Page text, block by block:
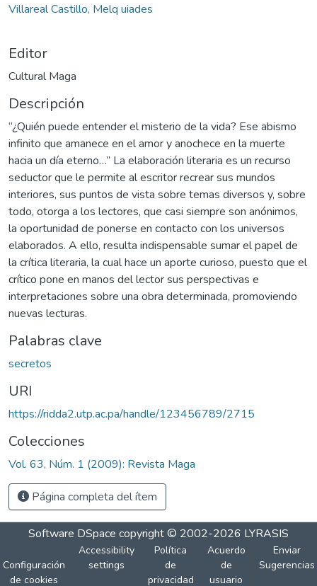
Villareal Castillo, Melq uiades
Editor
Cultural Maga
Descripción
“¿Quién puede entender el misterio de la vida? Ese abismo
infinito que amanece en el amor y anochece en la muerte
hacia un día eterno…” La elaboración literaria es un recurso
seductor que le permite al escritor recrear sus mundos
interiores, sus puntos de vista sobre temas diversos y, sobre
todo, otorga a los lectores, que casi siempre son anónimos,
la oportunidad de ponerse en contacto con los universos
elaborados. A ello, resulta indispensable sumar el papel de
la crítica literaria, la cual hace un aporte curioso, puesto que el
crítico pone en manos del lector sus perspectivas e
interpretaciones sobre una obra determinada, promoviendo
nuevas lecturas.
Palabras clave
secretos
URI
https://ridda2.utp.ac.pa/handle/123456789/2715
Colecciones
Vol. 63, Núm. 1 (2009): Revista Maga
Página completa del ítem
Software DSpace copyright © 2002-2026 LYRASIS
Configuración
de cookies
Accessibility
settings
Política
de
privacidad
Acuerdo
de
usuario
Enviar
Sugerencias